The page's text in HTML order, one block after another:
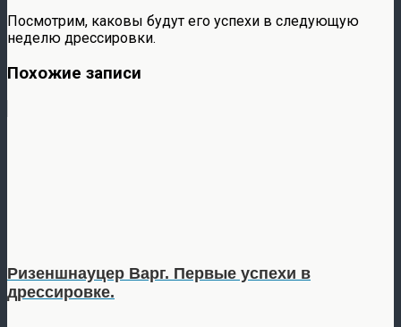
Посмотрим, каковы будут его успехи в следующую
неделю дрессировки.
Похожие записи
Ризеншнауцер Варг. Первые успехи в
дрессировке.